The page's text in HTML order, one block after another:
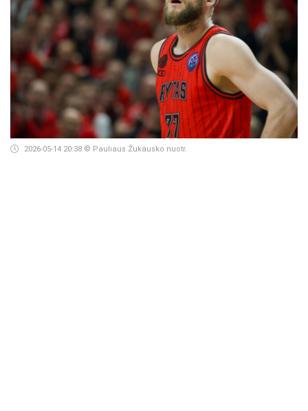
2026-05-14 20:38 © Pauliaus Žukausko nuotr.